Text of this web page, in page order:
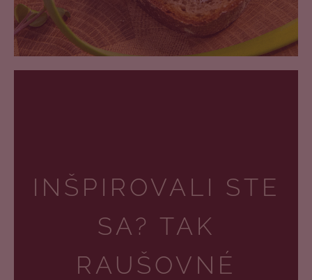
INŠPIROVALI STE
SA? TAK
RAUŠOVNÉ